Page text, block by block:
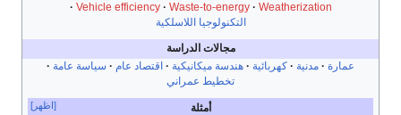
Vehicle efficiency
Waste-to-energy
Weatherization
التكنولوجيا اللاسلكية
مجالات الدراسة
عمارة
مدنية كهربائية هندسة ميكانيكية اقتصاد عام
سياسة عامة
تخطيط عمراني
أمثلة [اظهر]